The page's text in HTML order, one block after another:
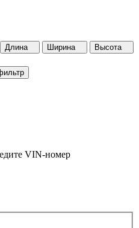
Длина Ширина
Высота
VIN-номер